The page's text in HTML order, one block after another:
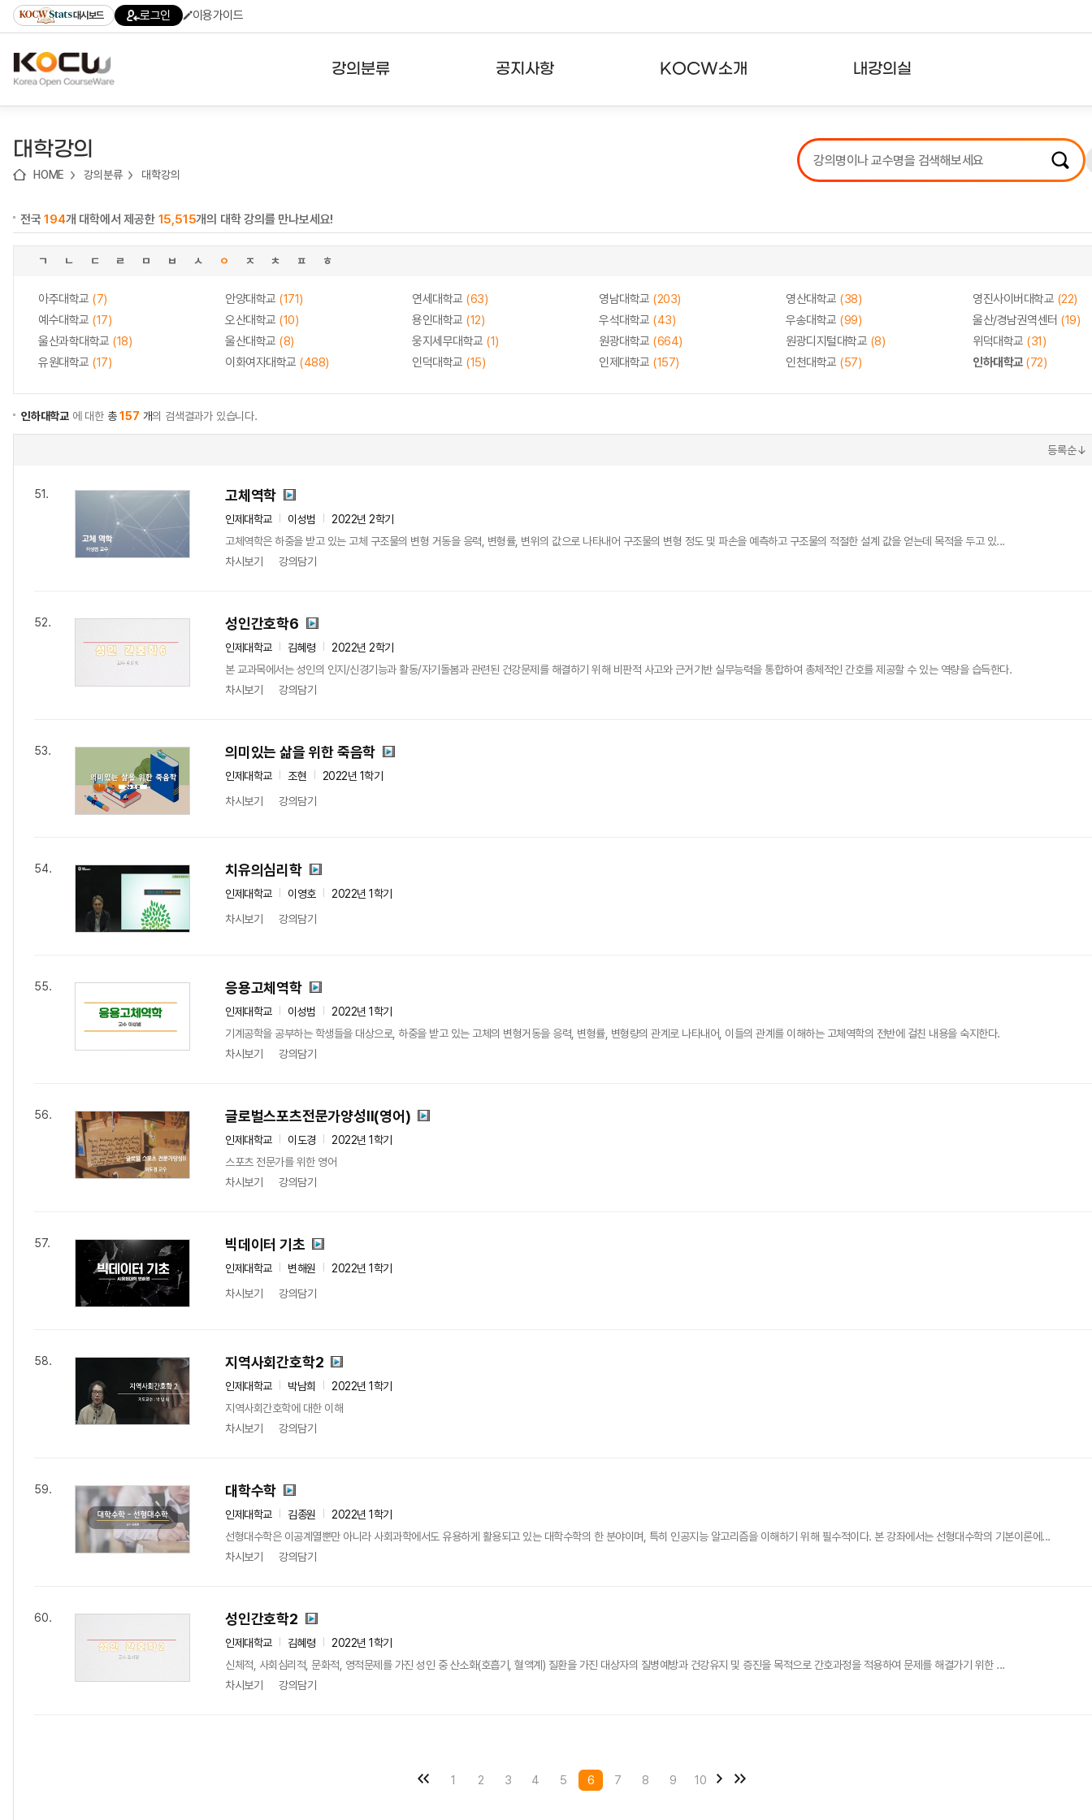
기
기
기
content)
가
대시보드 로그인 이용가이드
강의분류 공지사항 KOCW소개 내강의실
강의리스트
수강확인증강의
대학강의
HOME 강의분류 대학강의
전국194개 대학에서 제공한 15,515개의 대학 강의를 만나보세요!
ㄱ ㄴ ㄷ ㄹ ㅁ ㅂ ㅅ ㅇ ㅈ ㅊ ㅍ ㅎ
아주대학교 (7) 안양대학교 (171) 연세대학교 (63) 영남대학교 (203) 영산대학교 (38) 영진사이버대학교 (22)
예수대학교 (17) 오산대학교 (10) 용인대학교 (12) 우석대학교 (43) 우송대학교 (99) 울산/경남권역센터 (19)
울산과학대학교 (18) 울산대학교 (8) 웅지세무대학교 (1) 원광대학교 (664) 원광디지털대학교 (8) 위덕대학교 (31)
유원대학교 (17) 이화여자대학교 (488) 인덕대학교 (15) 인제대학교 (157) 인천대학교 (57) 인하대학교(72)
인하대학교 에 대한 총157 개의 검색결과가 있습니다.
등록순↓
51. 고체역학
인제대학교 이성범
2022년 2학기
고체역학은 하중을 받고 있는 고체 구조물의 변형 거동을 응력, 변형률, 변위의 값으로 나타내어 구조물의 변형 정도 및 파손을 예측하고 구조물의 적절한 설계 값을 얻는데 목적을 두고 있...
차시보기
강의담기
52. 성인간호학6
인제대학교 김혜령
2022년 2학기
본 교과목에서는 성인의 인지/신경기능과 활동/자기돌봄과 관련된 건강문제를 해결하기 위해 비판적 사고와 근거기반 실무능력을 통합하여 총체적인 간호를 제공할 수 있는 역량을 습득한다.
차시보기
강의담기
53. 의미있는 삶을 위한 죽음학
인제대학교 조현
2022년 1학기
차시보기
강의담기
54. 치유의심리학
인제대학교 이영호
2022년 1학기
차시보기
강의담기
55. 응용고체역학
인제대학교 이성범
2022년 1학기
기계공학을 공부하는 학생들을 대상으로, 하중을 받고 있는 고체의 변형거동을 응력, 변형률, 변형량의 관계로 나타내어, 이들의 관계를 이해하는 고체역학의 전반에 걸친 내용을 숙지한다.
차시보기
강의담기
56. 글로벌스포츠전문가양성II(영어)
인제대학교 이도경
2022년 1학기
스포츠 전문가를 위한 영어
차시보기
강의담기
57. 빅데이터 기초
인제대학교 변해원
2022년 1학기
차시보기
강의담기
58. 지역사회간호학2
인제대학교 박남희
2022년 1학기
지역사회간호학에 대한 이해
차시보기
강의담기
59. 대학수학
인제대학교 김종원
2022년 1학기
선형대수학은 이공계열뿐만 아니라 사회과학에서도 유용하게 활용되고 있는 대학수학의 한 분야이며, 특히 인공지능 알고리즘을 이해하기 위해 필수적이다. 본 강좌에서는 선형대수학의 기본이론에...
차시보기
강의담기
60. 성인간호학2
인제대학교 김혜령
2022년 1학기
신체적, 사회심리적, 문화적, 영적문제를 가진 성인 중 산소화(호흡기, 혈액계) 질환을 가진 대상자의 질병예방과 건강유지 및 증진을 목적으로 간호과정을 적용하여 문제를 해결가기 위한 ...
차시보기
강의담기
1 2 3 4 5 6 7 8 9 10